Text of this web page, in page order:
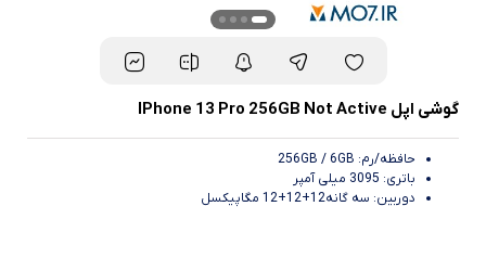
گوشی اپل IPhone 13 Pro 256GB Not Active
حافظه/رم: 256GB / 6GB
باتری: 3095 میلی آمپر
دوربین: سه گانه12+12+12 مگاپیکسل